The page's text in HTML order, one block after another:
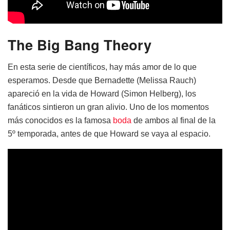
The Big Bang Theory
En esta serie de científicos, hay más amor de lo que
esperamos. Desde que Bernadette (Melissa Rauch)
apareció en la vida de Howard (Simon Helberg), los
fanáticos sintieron un gran alivio. Uno de los momentos
más conocidos es la famosa boda de ambos al final de la
5º temporada, antes de que Howard se vaya al espacio.